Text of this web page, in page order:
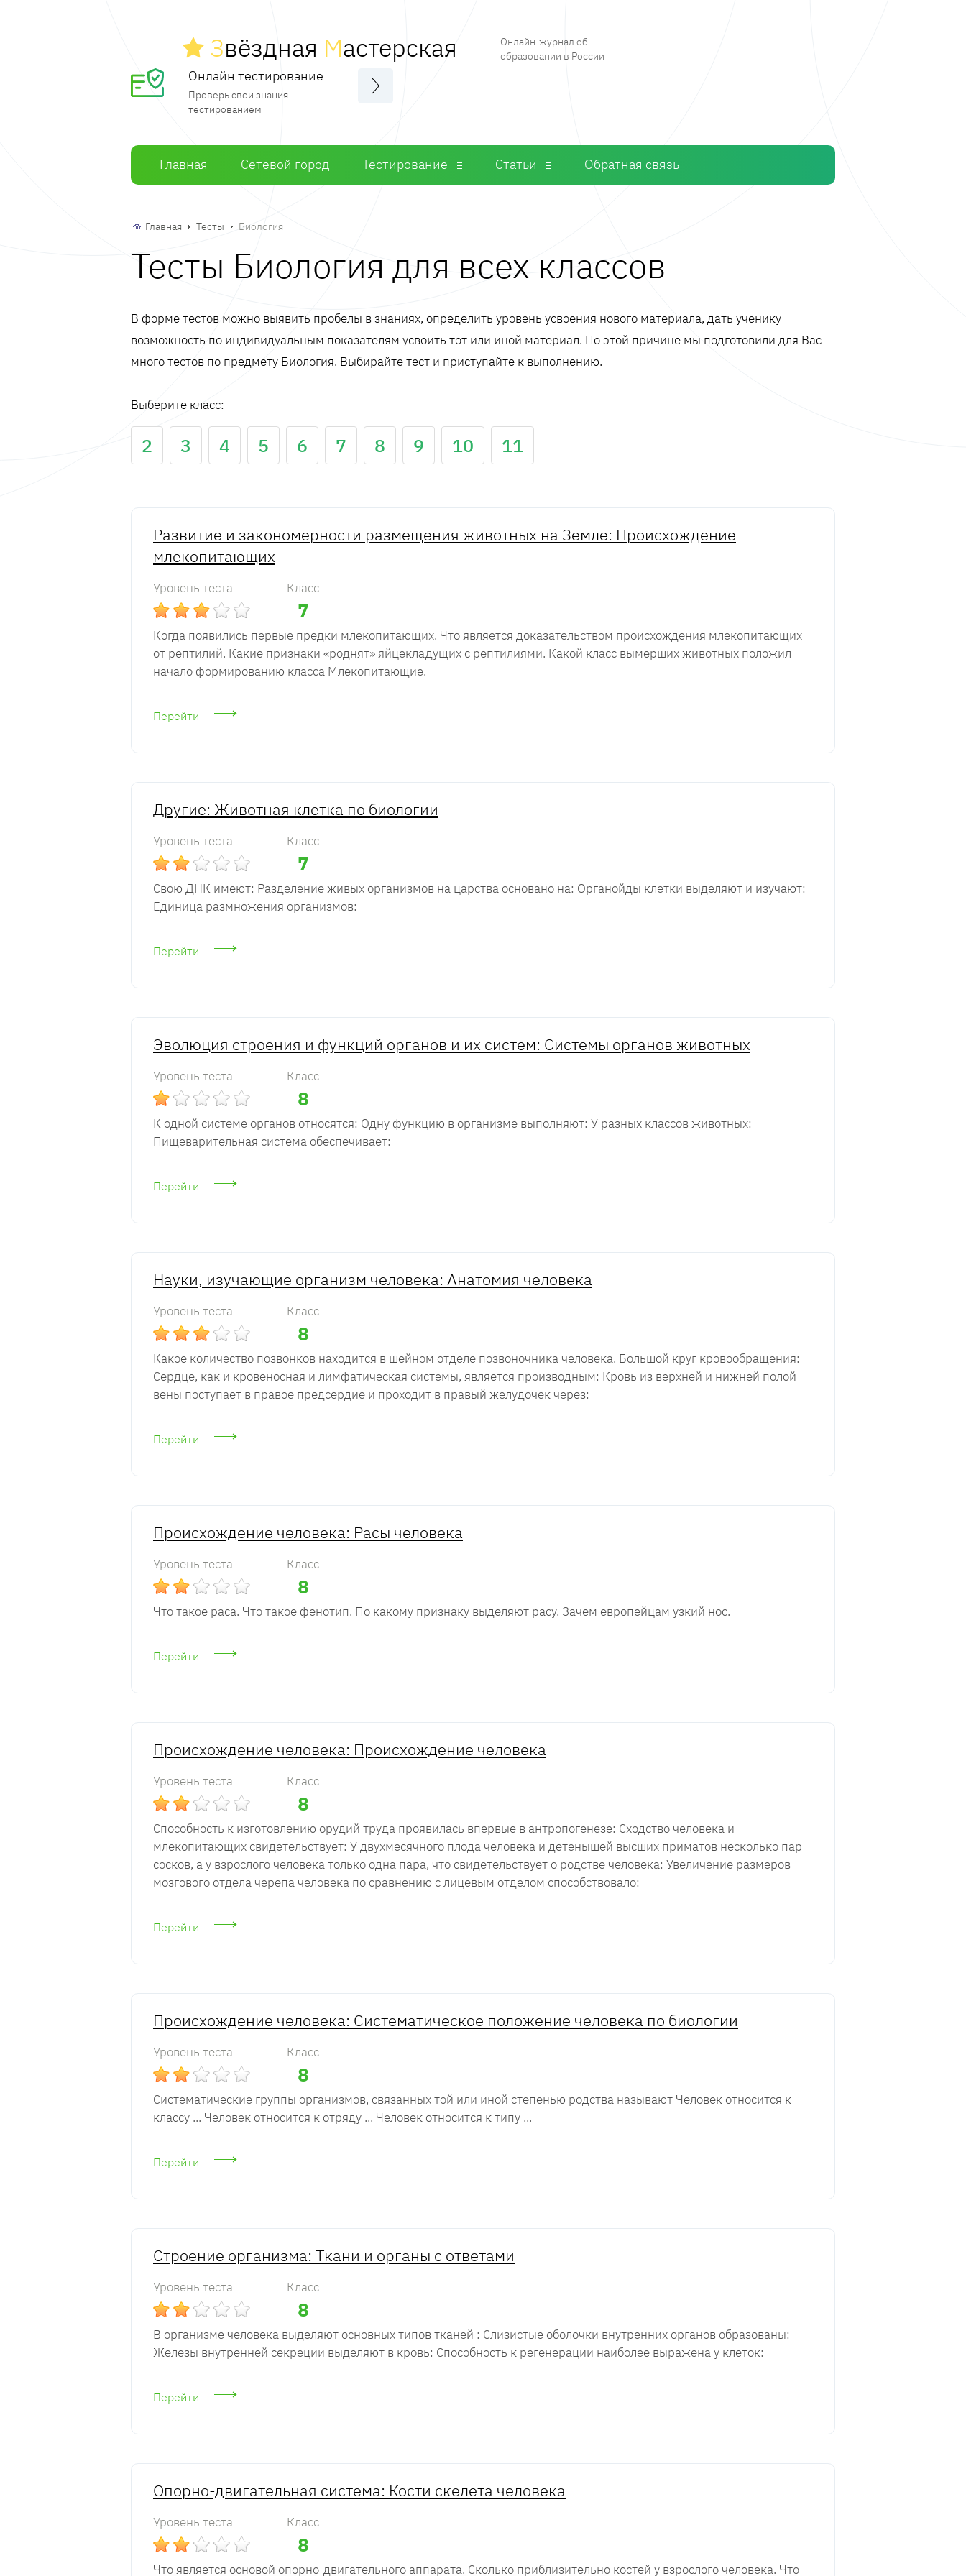
Звёздная Мастерская
Онлайн-журнал об
образовании в России
Онлайн тестирование
Проверь свои знания
тестированием
Главная Сетевой город Тестирование Статьи Обратная связь
Главная Тесты Биология
Тесты Биология для всех классов
В форме тестов можно выявить пробелы в знаниях, определить уровень усвоения нового материала, дать ученику
возможность по индивидуальным показателям усвоить тот или иной материал. По этой причине мы подготовили для Вас
много тестов по предмету Биология. Выбирайте тест и приступайте к выполнению.
Выберите класс:
2 3 4 5 6 7 8 9 10 11
Развитие и закономерности размещения животных на Земле: Происхождение
млекопитающих
Уровень теста Класс
7
Когда появились первые предки млекопитающих. Что является доказательством происхождения млекопитающих
от рептилий. Какие признаки «роднят» яйцекладущих с рептилиями. Какой класс вымерших животных положил
начало формированию класса Млекопитающие.
Перейти
Другие: Животная клетка по биологии
Уровень теста Класс
7
Свою ДНК имеют: Разделение живых организмов на царства основано на: Органойды клетки выделяют и изучают:
Единица размножения организмов:
Перейти
Эволюция строения и функций органов и их систем: Системы органов животных
Уровень теста Класс
8
К одной системе органов относятся: Одну функцию в организме выполняют: У разных классов животных:
Пищеварительная система обеспечивает:
Перейти
Науки, изучающие организм человека: Анатомия человека
Уровень теста Класс
8
Какое количество позвонков находится в шейном отделе позвоночника человека. Большой круг кровообращения:
Сердце, как и кровеносная и лимфатическая системы, является производным: Кровь из верхней и нижней полой
вены поступает в правое предсердие и проходит в правый желудочек через:
Перейти
Происхождение человека: Расы человека
Уровень теста Класс
8
Что такое раса. Что такое фенотип. По какому признаку выделяют расу. Зачем европейцам узкий нос.
Перейти
Происхождение человека: Происхождение человека
Уровень теста Класс
8
Способность к изготовлению орудий труда проявилась впервые в антропогенезе: Сходство человека и
млекопитающих свидетельствует: У двухмесячного плода человека и детенышей высших приматов несколько пар
сосков, а у взрослого человека только одна пара, что свидетельствует о родстве человека: Увеличение размеров
мозгового отдела черепа человека по сравнению с лицевым отделом способствовало:
Перейти
Происхождение человека: Систематическое положение человека по биологии
Уровень теста Класс
8
Систематические группы организмов, связанных той или иной степенью родства называют Человек относится к
классу ... Человек относится к отряду ... Человек относится к типу ...
Перейти
Строение организма: Ткани и органы с ответами
Уровень теста Класс
8
В организме человека выделяют основных типов тканей : Слизистые оболочки внутренних органов образованы:
Железы внутренней секреции выделяют в кровь: Способность к регенерации наиболее выражена у клеток:
Перейти
Опорно-двигательная система: Кости скелета человека
Уровень теста Класс
8
Что является основой опорно-двигательного аппарата. Сколько приблизительно костей у взрослого человека. Что